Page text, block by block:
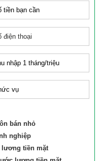
bán nhỏ
nghiệp
lương tiền mặt